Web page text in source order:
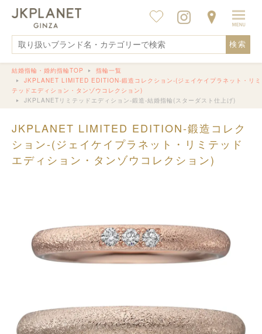
検索
結婚指輪・婚約指輪TOP
指輪一覧
JKPLANET LIMITED EDITION-鍛造コレクション-(ジェイケイプラネット・リミ
テッドエディション・タンゾウコレクション)
JKPLANETリミテッドエディション-鍛造-結婚指輪(スターダスト仕上げ)
JKPLANET LIMITED EDITION-鍛造コレク
ション-(ジェイケイプラネット・リミテッド
エディション・タンゾウコレクション)